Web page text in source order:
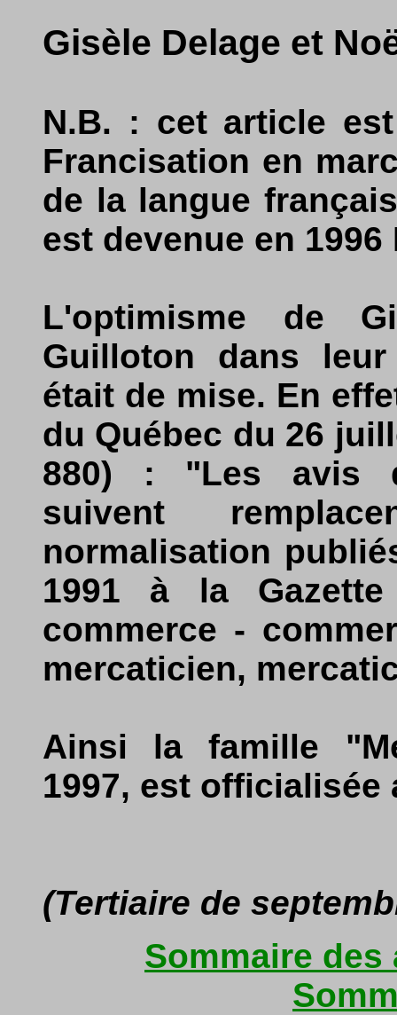
Gisèle Delage et
N.B. : cet article
Francisation en
de la langue
est devenue en
L'optimisme de
Guilloton dans
était de mise. En
du Québec du 26
880) : "Les avis
suivent
normalisation
1991 à la
commerce -
mercaticien,
Ainsi la famille
1997, est officialisée
(Tertiaire de
Sommaire des